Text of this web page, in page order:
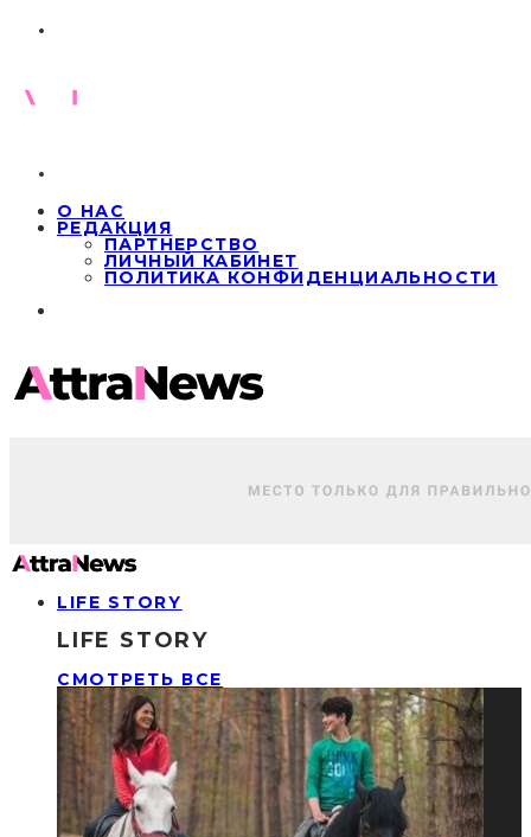
О НАС
РЕДАКЦИЯ
ПАРТНЕРСТВО
ЛИЧНЫЙ КАБИНЕТ
ПОЛИТИКА КОНФИДЕНЦИАЛЬНОСТИ
LIFE STORY
LIFE STORY
СМОТРЕТЬ ВСЕ